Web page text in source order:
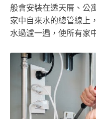
般會安裝在透天厝、公
家中自來水的總管線上
水過濾一遍，使所有家